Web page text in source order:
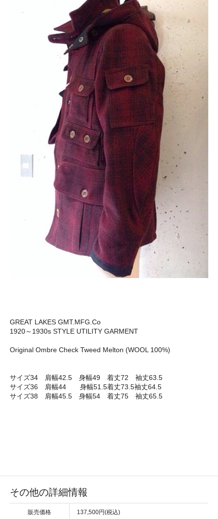
GREAT LAKES GMT.MFG.Co
1920～1930s STYLE UTILITY GARMENT
Original Ombre Check Tweed Melton (WOOL 100%)
サイズ34 肩幅42.5 身幅49 着丈72 袖丈63.5
サイズ36 肩幅44 身幅51.5着丈73.5袖丈64.5
サイズ38 肩幅45.5 身幅54 着丈75 袖丈65.5
その他の詳細情報
販売価格 137,500円(税込)